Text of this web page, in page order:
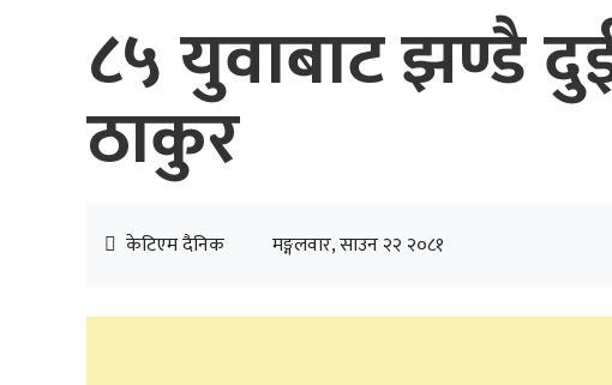
८५ युवाबाट झण्डै
ठाकुर
केटिएम दैनिक मङ्गलवार, साउन २२ २०८१